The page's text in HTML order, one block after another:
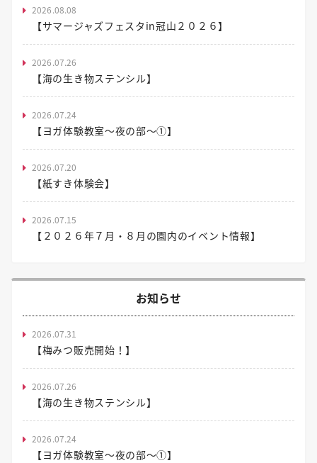
2026.08.08
【サマージャズフェスタin冠山２０２６】
2026.07.26
【海の生き物ステンシル】
2026.07.24
【ヨガ体験教室～夜の部～①】
2026.07.20
【紙すき体験会】
2026.07.15
【２０２６年７月・８月の園内のイベント情報】
お知らせ
2026.07.31
【梅みつ販売開始！】
2026.07.26
【海の生き物ステンシル】
2026.07.24
【ヨガ体験教室～夜の部～①】